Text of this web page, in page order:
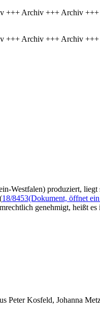
Archiv +++ Archiv
Archiv +++ Archiv
Westfalen) produziert, liegt
18/8453(Dokument, öffnet ein
genehmigt, heißt
Peter Kosfeld, Johanna